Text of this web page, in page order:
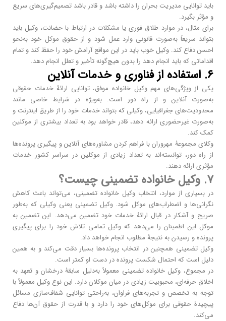
باید توانایی مدیریت بحران را داشته باشد و قادر باشد تصمیم‌گیری‌های سریع
و مؤثر بگیرد.
برای مثال، در موارد طلاق فوری یا مشکلات در ارتباط با حضانت، وکیل باید
بتواند سریعاً به‌صورت قانونی وارد عمل شود و از حقوق موکل خود به‌نحو
احسن دفاع کند. وکیل خوب باید در این مواقع آرامش خود را حفظ کند و تمام
اقداماتی که باید انجام دهد را بدون هیچ‌گونه تأخیر و تعلل انجام دهد.
۶. استفاده از فناوری و خدمات آنلاین
یکی از ویژگی‌های مهم وکیل خانواده موفق، توانایی ارائۀ خدمات حقوقی
به‌صورت آنلاین و از راه دور است. به‌ویژه در شرایط خاصی مانند
محدودیت‌های جغرافیایی، وکیلی که بتواند خدمات خود را از طریق اینترنت و
به‌صورت غیرحضوری ارائه دهد، قادر خواهد بود به تعداد بیشتری از موکلین
کمک کند.
وکلای مجموعۀ مهروران با فراهم کردن مشاوره‌های آنلاین و پیگیری پرونده‌ها
از راه دور، توانسته‌اند به تعداد زیادی از موکلین در سراسر کشور خدمات
مؤثری ارائه دهند.
۷. وکیل خانواده تضمینی چیست؟
در بسیاری از موارد، انتخاب وکیل خانواده تضمینی، می‌تواند باعث کاهش
نگرانی‌ها و اضطراب‌های موکل شود. وکیل تضمینی یعنی وکیلی که به‌طور
صریح و آشکار در قبال ارائۀ خدمات خود تضمین می‌دهد. این تضمین به
موکل این اطمینان را می‌دهد که وکیل تمامی تلاش خود را برای پیگیری
پرونده و رسیدن به نتیجۀ مطلوب انجام خواهد داد.
وکیل تضمینی همچنین در انتخاب پرونده‌ها بسیار دقت می‌کند و به همین
دلیل است که احتمال شکست پرونده در دست او کمتر است.
در مجموع، وکیل خانواده تضمینی معمولاً به‌دلیل سابقۀ درخشان و تعهد به
اخلاق حرفه‌ای، محبوبیت زیادی در میان موکلان دارد. این نوع وکیل معمولاً با
توجه به تخصص و تجربه‌های فراوان، به‌راحتی توانایی شفاف‌سازی مسائل
پیچیدۀ حقوقی برای موکل‌های خود را دارد و با قدرت از حقوق آن‌ها دفاع
می‌کند.